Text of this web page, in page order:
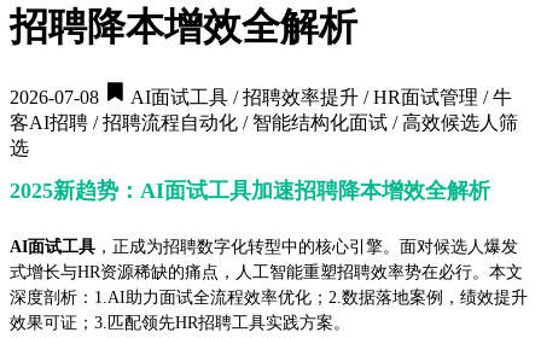
招聘降本增效全解析
2026-07-08
AI面试工具 / 招聘效率提升 / HR面试管理 / 牛
客AI招聘 / 招聘流程自动化 / 智能结构化面试 / 高效候选人筛
选
2025新趋势：AI面试工具加速招聘降本增效全解析
AI面试工具 ，正成为招聘数字化转型中的核心引擎。面对候选人爆发
式增长与HR资源稀缺的痛点，人工智能重塑招聘效率势在必行。本文
深度剖析：1.AI助力面试全流程效率优化；2.数据落地案例，绩效提升
效果可证；3.匹配领先HR招聘工具实践方案。